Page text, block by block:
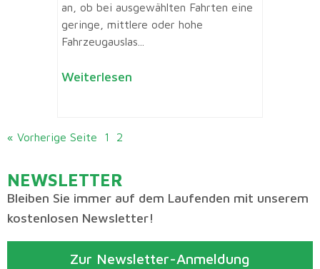
an, ob bei ausgewählten Fahrten eine
geringe, mittlere oder hohe
Fahrzeugauslas...
Weiterlesen
« Vorherige Seite 1 2
NEWSLETTER
Bleiben Sie immer auf dem Laufenden mit unserem
kostenlosen Newsletter!
Zur Newsletter-Anmeldung